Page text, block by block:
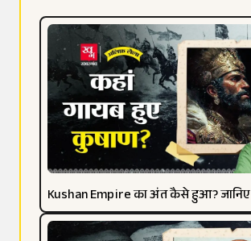
Kushan Empire का अंत कैसे हुआ? जानिए